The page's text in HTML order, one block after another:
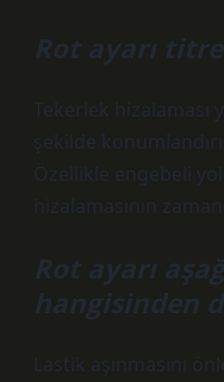
Rot ayarı
Tekerlek hizalaması
şekilde
Özellikle engebeli
hizalamasının
Rot ayarı
hangisinden
Lastik aşınmasını